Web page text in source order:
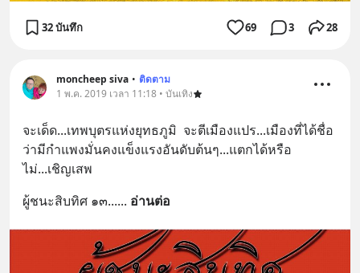
32 บันทึก 69 3 28
moncheep siva • ติดตาม
1 พ.ค. 2019 เวลา 11:18 • บันเทิง
จะเด็ด...เทพบุตรแห่งยุทธภูมิ  จะตีเมืองแปร...เมืองที่ได้ชื่อ
ว่ามีกำแพงมั่นคงแข็งแรงอันดับต้นๆ...แตกได้หรือ
ไม่...เชิญเสพ
ผู้ชนะสิบทิศ ๑๓...... อ่านต่อ